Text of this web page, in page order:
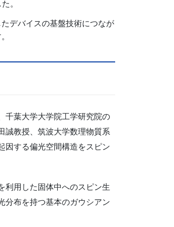
。
デバイスの基盤技術につなが
千葉大学大学院工学研究院の
誠教授、筑波大学数理物質系
因する偏光空間構造をスピン
利用した固体中へのスピン生
分布を持つ基本のガウシアン